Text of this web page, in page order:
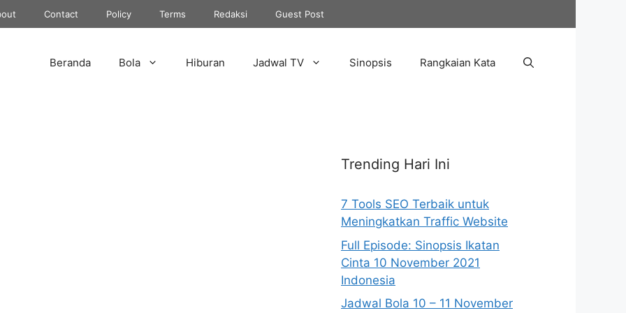
Contact Policy Terms Redaksi Guest Post
Beranda Bola Hiburan Jadwal TV Sinopsis Rangkaian Kata
Trending Hari Ini
7 Tools SEO Terbaik untuk
Meningkatkan Traffic Website
Full Episode: Sinopsis Ikatan
Cinta 10 November 2021
Indonesia
Jadwal Bola 10 – 11 November